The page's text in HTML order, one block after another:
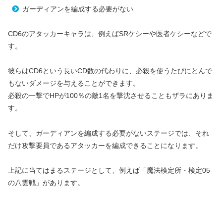
ガーディアンを編成する必要がない
CD6のアタッカーキャラは、例えばSRケシーや医者ケシーなどで
す。
彼らはCD6という長いCD数の代わりに、必殺を使うたびにとんで
もないダメージを与えることができます。
必殺の一撃でHPが100％の敵1名を撃沈させることもザラにありま
す。
そして、ガーディアンを編成する必要がないステージでは、それ
だけ攻撃要員であるアタッカーを編成できることになります。
上記に当てはまるステージとして、例えば「魔法検定所・検定05
の八雲戦」があります。